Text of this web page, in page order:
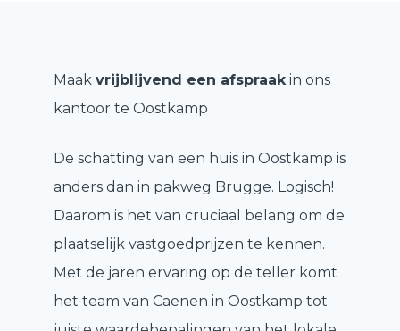
Maak vrijblijvend een afspraak in ons
kantoor te Oostkamp
De schatting van een huis in Oostkamp is
anders dan in pakweg Brugge. Logisch!
Daarom is het van cruciaal belang om de
plaatselijk vastgoedprijzen te kennen.
Met de jaren ervaring op de teller komt
het team van Caenen in Oostkamp tot